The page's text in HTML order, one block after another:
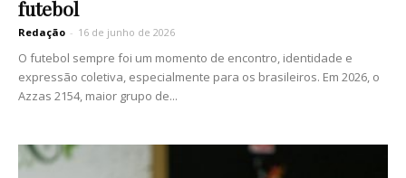
futebol
Redação - 16 de junho de 2026
O futebol sempre foi um momento de encontro, identidade e
expressão coletiva, especialmente para os brasileiros. Em 2026, o
Azzas 2154, maior grupo de...